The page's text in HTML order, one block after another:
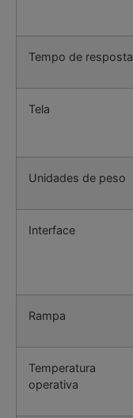
Tempo de resposta
Tela
Unidades de peso
Interface
Rampa
Temperatura
operativa